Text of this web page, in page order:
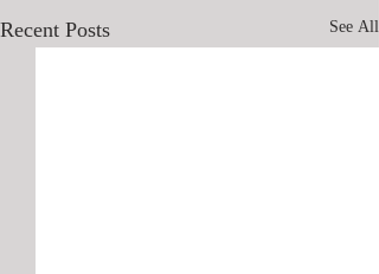
Recent Posts See All